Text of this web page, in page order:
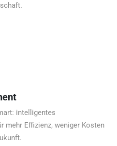
intelligentes
mehr Effizienz, weniger Kosten